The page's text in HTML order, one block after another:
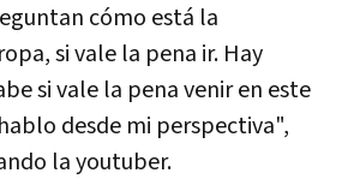
cómo está la
si vale la pena ir. Hay
si vale la pena venir en este
desde mi perspectiva",
la youtuber.